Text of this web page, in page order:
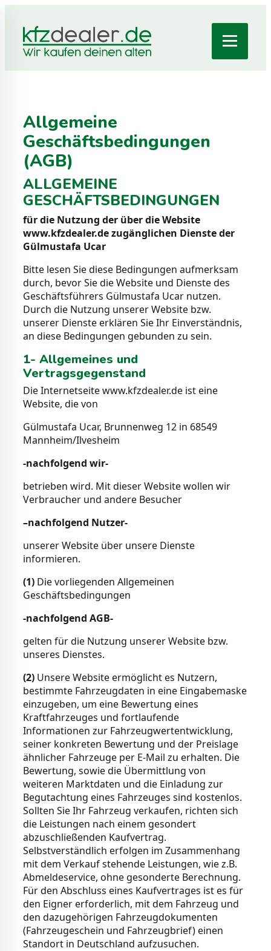
Allgemeine
Geschäftsbedingungen
(AGB)
ALLGEMEINE
GESCHÄFTSBEDINGUNGEN
für die Nutzung der über die Website
www.kfzdealer.de zugänglichen Dienste der
Gülmustafa Ucar
Bitte lesen Sie diese Bedingungen aufmerksam
durch, bevor Sie die Website und Dienste des
Geschäftsführers Gülmustafa Ucar nutzen.
Durch die Nutzung unserer Website bzw.
unserer Dienste erklären Sie Ihr Einverständnis,
an diese Bedingungen gebunden zu sein.
1- Allgemeines und
Vertragsgegenstand
Die Internetseite www.kfzdealer.de ist eine
Website, die von
Gülmustafa Ucar, Brunnenweg 12 in 68549
Mannheim/Ilvesheim
-nachfolgend wir-
betrieben wird. Mit dieser Website wollen wir
Verbraucher und andere Besucher
–nachfolgend Nutzer-
unserer Website über unsere Dienste
informieren.
(1) Die vorliegenden Allgemeinen
Geschäftsbedingungen
-nachfolgend AGB-
gelten für die Nutzung unserer Website bzw.
unseres Dienstes.
(2) Unsere Website ermöglicht es Nutzern,
bestimmte Fahrzeugdaten in eine Eingabemaske
einzugeben, um eine Bewertung eines
Kraftfahrzeuges und fortlaufende
Informationen zur Fahrzeugwertentwicklung,
seiner konkreten Bewertung und der Preislage
ähnlicher Fahrzeuge per E-Mail zu erhalten. Die
Bewertung, sowie die Übermittlung von
weiteren Marktdaten und die Einladung zur
Begutachtung eines Fahrzeuges sind kostenlos.
Sollten Sie Ihr Fahrzeug verkaufen, richten sich
die Leistungen nach einem gesondert
abzuschließenden Kaufvertrag.
Selbstverständlich erfolgen im Zusammenhang
mit dem Verkauf stehende Leistungen, wie z.B.
Abmeldeservice, ohne gesonderte Berechnung.
Für den Abschluss eines Kaufvertrages ist es für
den Eigner erforderlich, mit dem Fahrzeug und
den dazugehörigen Fahrzeugdokumenten
(Fahrzeugeschein und Fahrzeugbrief) einen
Standort in Deutschland aufzusuchen.